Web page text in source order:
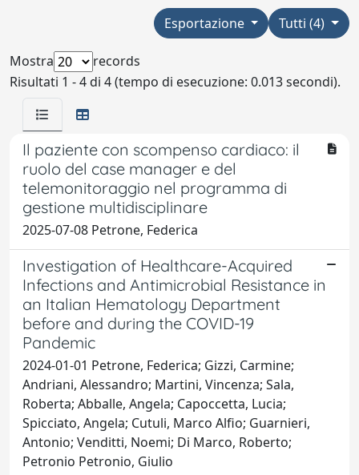
Tutti (4)
Esportazione
Mostra
records
Risultati 1 - 4 di 4 (tempo di esecuzione: 0.013 secondi).
Il paziente con scompenso cardiaco: il
ruolo del case manager e del
telemonitoraggio nel programma di
gestione multidisciplinare
2025-07-08 Petrone, Federica
Investigation of Healthcare-Acquired
Infections and Antimicrobial Resistance in
an Italian Hematology Department
before and during the COVID-19
Pandemic
2024-01-01 Petrone, Federica; Gizzi, Carmine;
Andriani, Alessandro; Martini, Vincenza; Sala,
Roberta; Abballe, Angela; Capoccetta, Lucia;
Spicciato, Angela; Cutuli, Marco Alfio; Guarnieri,
Antonio; Venditti, Noemi; Di Marco, Roberto;
Petronio Petronio, Giulio